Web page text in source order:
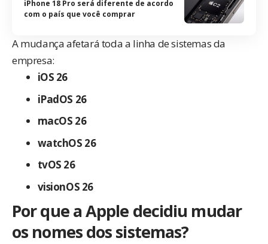
iPhone 18 Pro será diferente de acordo
com o país que você comprar
A mudança afetará toda a linha de sistemas da
empresa:
iOS 26
iPadOS 26
macOS 26
watchOS 26
tvOS 26
visionOS 26
Por que a Apple decidiu mudar
os nomes dos sistemas?